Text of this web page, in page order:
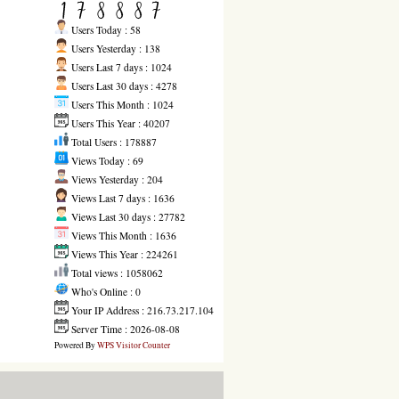
Users Today : 58
Users Yesterday : 138
Users Last 7 days : 1024
Users Last 30 days : 4278
Users This Month : 1024
Users This Year : 40207
Total Users : 178887
Views Today : 69
Views Yesterday : 204
Views Last 7 days : 1636
Views Last 30 days : 27782
Views This Month : 1636
Views This Year : 224261
Total views : 1058062
Who's Online : 0
Your IP Address : 216.73.217.104
Server Time : 2026-08-08
Powered ByWPS Visitor Counter